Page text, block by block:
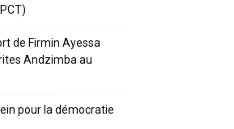
de Firmin Ayessa
Andzimba au
pour la démocratie